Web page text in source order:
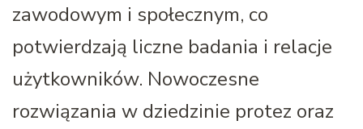
zawodowym i społecznym, co
potwierdzają liczne badania i relacje
użytkowników. Nowoczesne
rozwiązania w dziedzinie protez oraz